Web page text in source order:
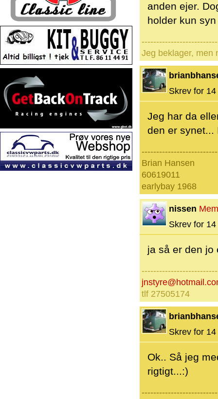
anden ejer.
holder kun
Jeg beklager, men
Skrev for
Jeg har da
den er synet...
Brian Hansen
60619011
earlybay 1968
nissen
Skrev for
ja så er den jo
tlf 27505174
Skrev for
Ok.. Så jeg
rigtigt...:)